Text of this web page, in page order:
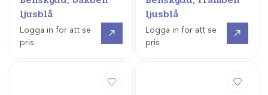
ljusblå
Logga in för att se
pris
ljusblå
Logga in för att se
pris